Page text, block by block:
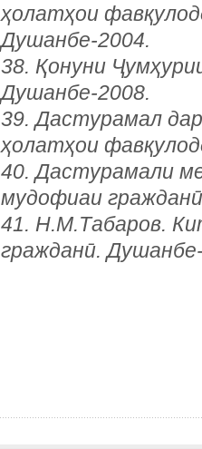
ҳолатҳои
Душанбе-2004.
38. Қонуни
Душанбе-2008.
39. Дастурамал
ҳолатҳои
40. Дастурамали
мудофиаи
41. Н.М.Табаров.
гражданӣ.